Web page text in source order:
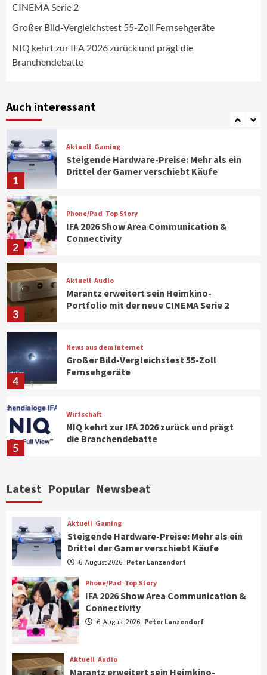
CINEMA Serie 2
Großer Bild-Vergleichstest 55-Zoll Fernsehgeräte
NIQ kehrt zur IFA 2026 zurück und prägt die
Branchendebatte
Auch interessant
6
Aktuell
CHERRY baut Vertriebsteam in
7
Klimageräte und Ventilatoren
1
Aktuell Gaming
Steigende Hardware-Preise: Mehr als ein
Drittel der Gamer verschiebt Käufe
2
Phone/Pad Top Story
IFA 2026 Show Area Communication &
Connectivity
3
Aktuell Audio
Marantz erweitert sein Heimkino-
Portfolio mit der neue CINEMA Serie 2
4
News aus dem Internet
Großer Bild-Vergleichstest 55-Zoll
Fernsehgeräte
5
Wirtschaft
NIQ kehrt zur IFA 2026 zurück und prägt
die Branchendebatte
6
CHERRY baut Vertriebsteam in
7
Smart Living Top Story
Verbraucher setzen immer mehr auf
1
Aktuell
Steigende Hardware-Preise: Mehr als ein
Drittel der Gamer verschiebt Käufe
Latest Popular Newsbeat
Aktuell Gaming
Steigende Hardware-Preise: Mehr als ein
Drittel der Gamer verschiebt Käufe
6. August 2026 Peter Lanzendorf
Phone/Pad Top Story
IFA 2026 Show Area Communication &
Connectivity
6. August 2026 Peter Lanzendorf
Aktuell Audio
Marantz erweitert sein Heimkino-